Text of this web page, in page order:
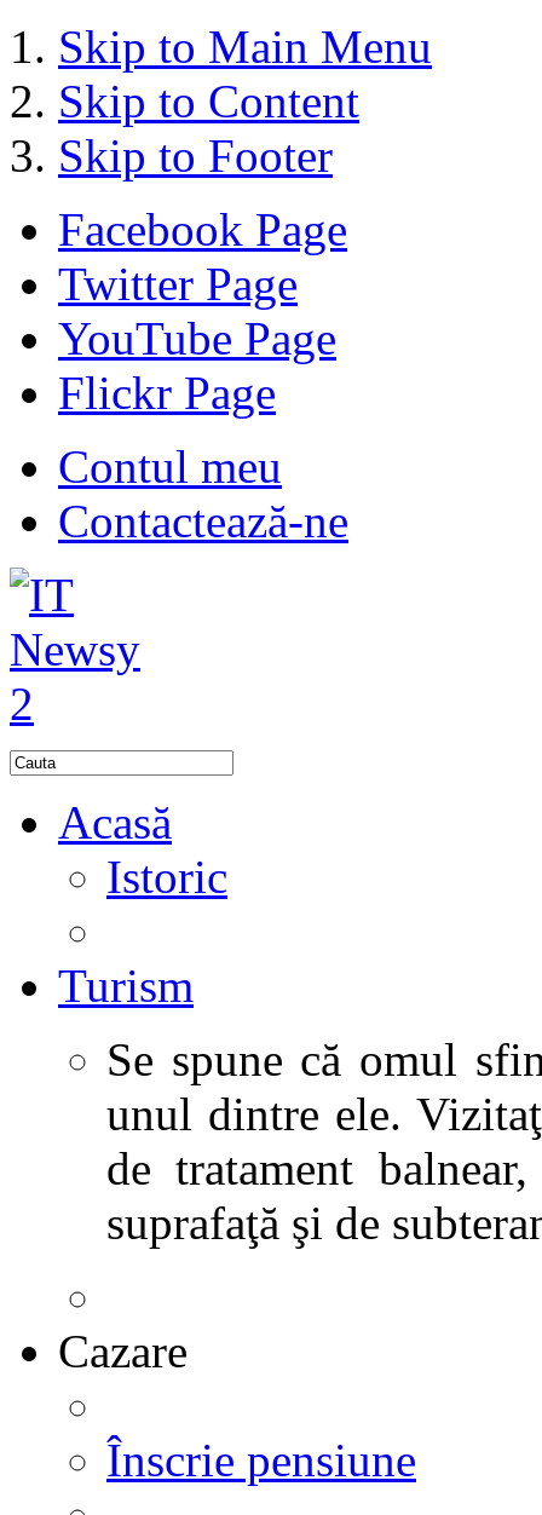
Skip to Main Menu
Skip to Content
Skip to Footer
Facebook Page
Twitter Page
YouTube Page
Flickr Page
Contul meu
Contactează-ne
Acasă
Istoric
Turism
Se spune că omul
unul dintre ele.
de tratament
suprafaţă şi de
Cazare
Înscrie pensiune